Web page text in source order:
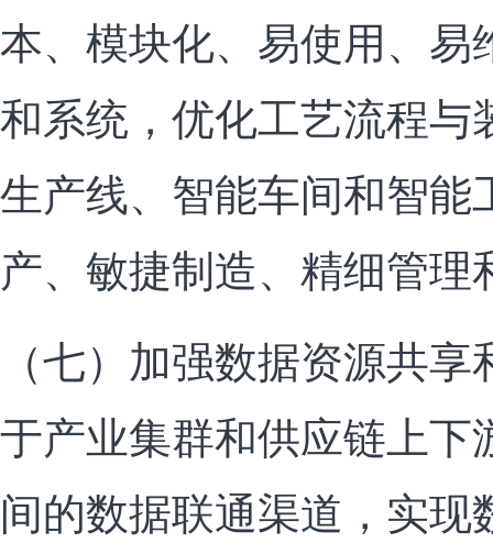
本、模块化、易使用、易
和系统，优化工艺流程与
生产线、智能车间和智能
产、敏捷制造、精细管理
（七）加强数据资源共
于产业集群和供应链上下
间的数据联通渠道，实现